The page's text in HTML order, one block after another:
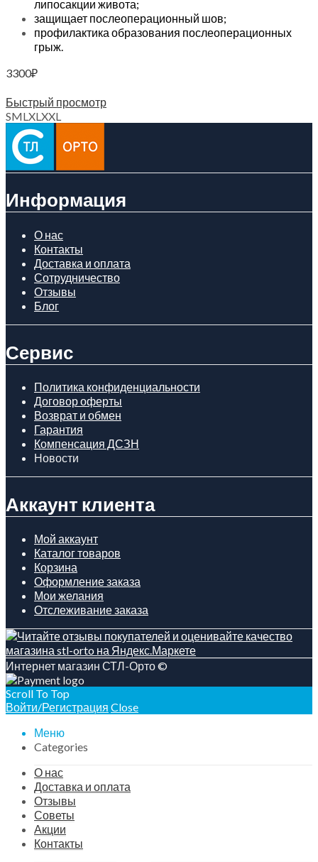
липосакции живота;
защищает послеоперационный шов;
профилактика образования послеоперационных
грыж.
3300₽
Быстрый просмотр
SMLXLXXL
Информация
О нас
Контакты
Доставка и оплата
Сотрудничество
Отзывы
Блог
Сервис
Политика конфиденциальности
Договор оферты
Возврат и обмен
Гарантия
Компенсация ДСЗН
Новости
Аккаунт клиента
Мой аккаунт
Каталог товаров
Корзина
Оформление заказа
Мои желания
Отслеживание заказа
Интернет магазин СТЛ-Орто ©
Scroll To Top
Войти/Регистрация Close
Меню
Categories
О нас
Доставка и оплата
Отзывы
Советы
Акции
Контакты